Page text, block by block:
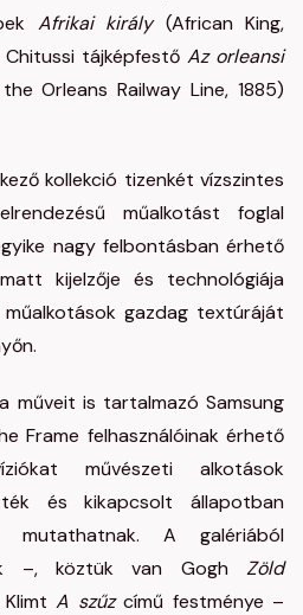
Afrikai király(African King,
tájképfestő Az orleansi
Orleans Railway Line, 1885)
kollekció tizenkét vízszintes
műalkotást foglal
nagy felbontásban érhető
kijelzője és technológiája
gazdag textúráját
műveit is tartalmazó Samsung
Frame felhasználóinak érhető
művészeti alkotások
és kikapcsolt állapotban
mutathatnak. A galériából
–, köztük van Gogh Zöld
A szűzcímű festménye –